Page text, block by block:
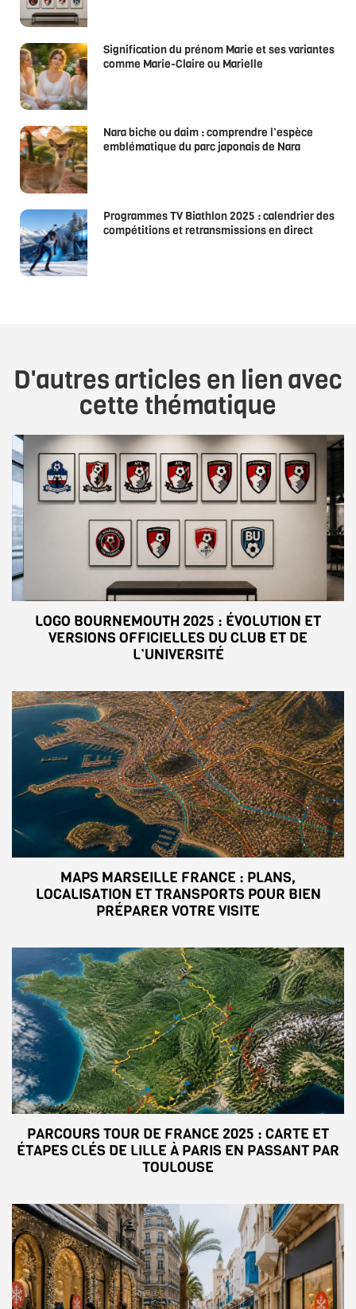
Signification du prénom Marie et ses variantes
comme Marie-Claire ou Marielle
Nara biche ou daim : comprendre l’espèce
emblématique du parc japonais de Nara
Programmes TV Biathlon 2025 : calendrier des
compétitions et retransmissions en direct
D'autres articles en lien avec
cette thématique
LOGO BOURNEMOUTH 2025 : ÉVOLUTION ET
VERSIONS OFFICIELLES DU CLUB ET DE
L’UNIVERSITÉ
MAPS MARSEILLE FRANCE : PLANS,
LOCALISATION ET TRANSPORTS POUR BIEN
PRÉPARER VOTRE VISITE
PARCOURS TOUR DE FRANCE 2025 : CARTE ET
ÉTAPES CLÉS DE LILLE À PARIS EN PASSANT PAR
TOULOUSE